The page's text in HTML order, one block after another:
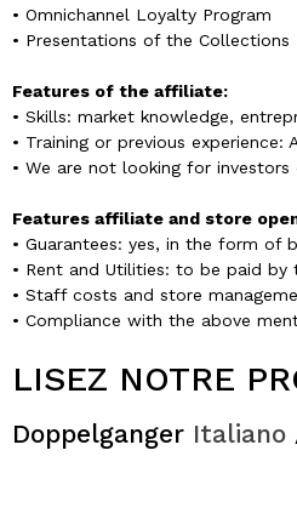
• Omnichannel Loyalty Program
• Presentations of the Collections
Features of the affiliate:
• Skills: market knowledge,
• Training or previous
• We are not looking for
Features affiliate and store
• Guarantees: yes, in the form of
• Rent and Utilities: to be paid by
• Staff costs and store
• Compliance with the above
LISEZ NOTRE
Doppelganger Italiano